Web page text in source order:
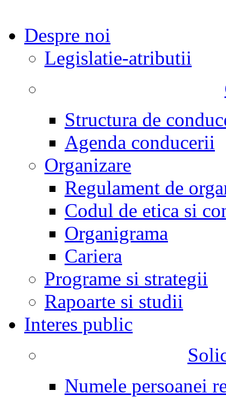
Despre noi
Legislatie-atributii
Structura de
Agenda conducerii
Organizare
Regulament de
Codul de etica si
Organigrama
Cariera
Programe si strategii
Rapoarte si studii
Interes public
Numele persoanei